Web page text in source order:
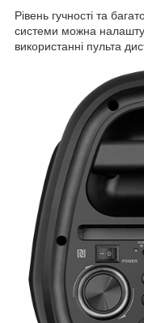
Рівень гучності та
системи можна
використанні пульта